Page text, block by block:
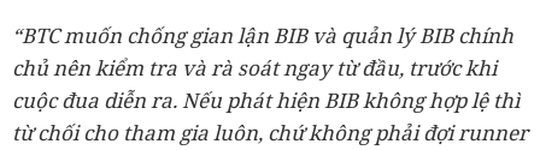
“BTC muốn chống gian lận BIB và quản lý BIB chính
chủ nên kiểm tra và rà soát ngay từ đầu, trước khi
cuộc đua diễn ra. Nếu phát hiện BIB không hợp lệ thì
từ chối cho tham gia luôn, chứ không phải đợi runner